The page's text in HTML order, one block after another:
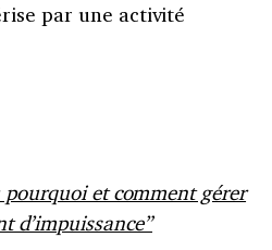
par une activité
pourquoi et comment gérer
d’impuissance”